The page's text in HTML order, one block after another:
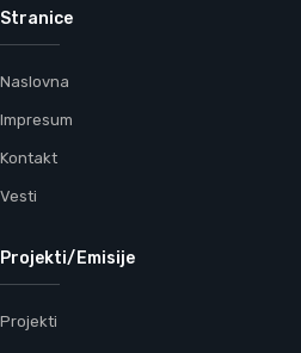
Stranice
Naslovna
Impresum
Kontakt
Vesti
Projekti/Emisije
Projekti